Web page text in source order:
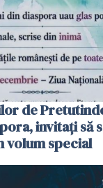
de
invitați să
volum special